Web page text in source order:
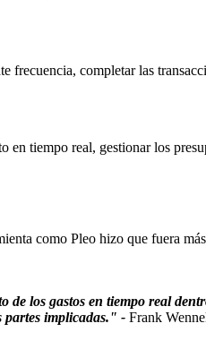
frecuencia, completar las
tiempo real, gestionar los
como Pleo hizo que fuera
los gastos en tiempo real
partes implicadas." - Frank